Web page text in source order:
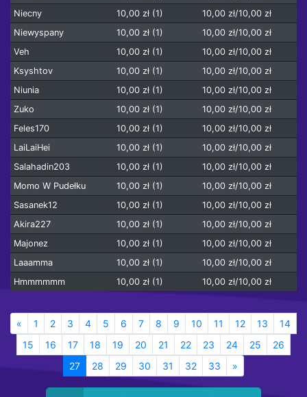
Niecny
10,00 zł (1)
10,00 zł/10,00 zł
Niewyspany
10,00 zł (1)
10,00 zł/10,00 zł
Veh
10,00 zł (1)
10,00 zł/10,00 zł
Ksyshtov
10,00 zł (1)
10,00 zł/10,00 zł
Niunia
10,00 zł (1)
10,00 zł/10,00 zł
Zuko
10,00 zł (1)
10,00 zł/10,00 zł
Feles170
10,00 zł (1)
10,00 zł/10,00 zł
LaiLaiHei
10,00 zł (1)
10,00 zł/10,00 zł
Salahadin203
10,00 zł (1)
10,00 zł/10,00 zł
Momo W Pudełku
10,00 zł (1)
10,00 zł/10,00 zł
Sasanek12
10,00 zł (1)
10,00 zł/10,00 zł
Akira227
10,00 zł (1)
10,00 zł/10,00 zł
Majonez
10,00 zł (1)
10,00 zł/10,00 zł
Laaamma
10,00 zł (1)
10,00 zł/10,00 zł
Hmmmmmm
10,00 zł (1) 10,00 zł/10,00 zł
« 1 2 3 4 5 6 7 8 9 10 11 12 13
14
15
16 17 18 19 20 21 22 23 24 25
26
27
28 29 30 31 32 33 »